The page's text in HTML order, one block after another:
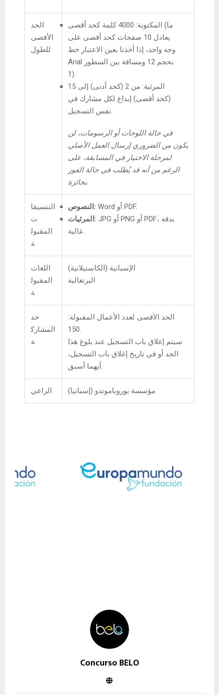
الحد
الأقصى
للطول
المكتوبة: 4000 كلمة كحد أقصى (ما
يعادل 10 صفحات كحد أقصى على
وجه واحد، إذا أخذنا بعين الاعتبار خط
Arial بحجم 12 ومسافة بين السطور
1).
المرئية: من 2 (كحد أدنى) إلى 15
(كحد أقصى) إبداع لكل مشارك في
في حالة اللوحات أو الرسومات، لن
يكون من الضروري إرسال العمل الأصلي
لمرحلة الاختيار في المسابقة، على
الرغم من أنه قد يُطلب في حالة الفوز
التنسيقا
ت
المقبول
ة
النصوص:
Word أو PDF.
المرئيات: JPG أو PNG أو PDF، بدقة
اللغات
المقبول
ة
الإسبانية (الكاستيلانية)
البرتغالية
حد
المشارك
ة
الحد الأقصى لعدد الأعمال المقبولة:
سيتم إغلاق باب التسجيل عند بلوغ هذا
الحد أو في تاريخ إغلاق باب التسجيل،
الراعي مؤسسة يوروباموندو (إسبانيا)
Concurso BELO